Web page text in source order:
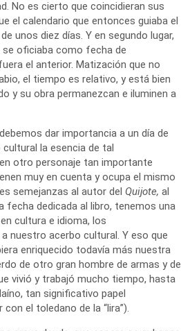
No es cierto que coincidieran sus
el calendario que entonces guiaba el
unos diez días. Y en segundo lugar,
se oficiaba como fecha de
el anterior. Matización que no
el tiempo es relativo, y está bien
y su obra permanezcan e iluminen a
dar importancia a un día de
la esencia de tal
otro personaje tan importante
muy en cuenta y ocupa el mismo
semejanzas al autor del Quijote, al
fecha dedicada al libro, tenemos una
cultura e idioma, los
nuestro acerbo cultural. Y eso que
enriquecido todavía más nuestra
de otro gran hombre de armas y de
vivió y trabajó mucho tiempo, hasta
tan significativo papel
el toledano de la “lira”).